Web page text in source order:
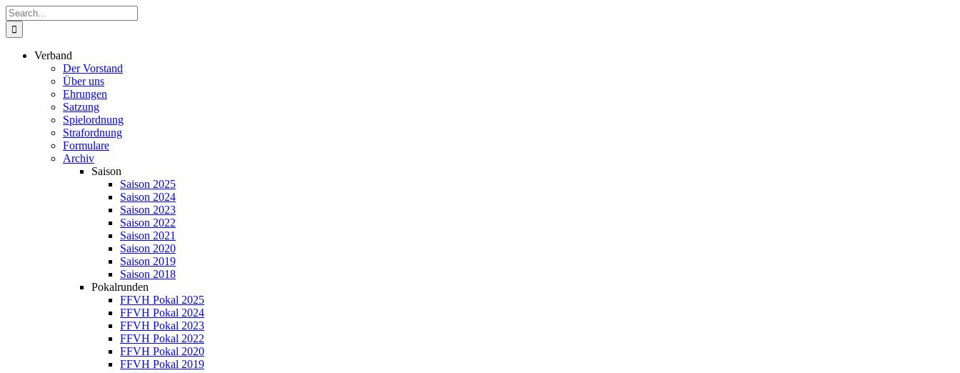
Zum
Inhalt
springen
Suche
nach:
Verband
Der Vorstand
Über uns
Ehrungen
Satzung
Spielordnung
Strafordnung
Formulare
Archiv
Saison
Saison 2025
Saison 2024
Saison 2023
Saison 2022
Saison 2021
Saison 2020
Saison 2019
Saison 2018
Pokalrunden
FFVH Pokal 2025
FFVH Pokal 2024
FFVH Pokal 2023
FFVH Pokal 2022
FFVH Pokal 2020
FFVH Pokal 2019